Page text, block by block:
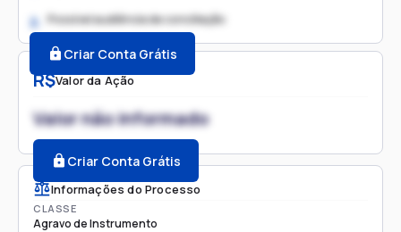
R$Valor da Ação
Valor não informado
Criar Conta Grátis
Informações do Processo
CLASSE
Agravo de Instrumento
2. Possível audiência de conciliação
Criar Conta Grátis